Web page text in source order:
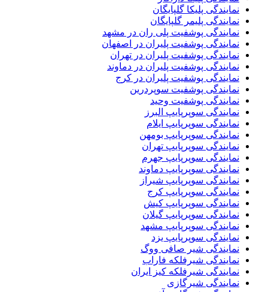
نمایندگی پلیکا گلپایگان
نمایندگی پلیمر گلپایگان
نمایندگی پوشفیت پلی ران در مشهد
نمایندگی پوشفیت پلیران در اصفهان
نمایندگی پوشفیت پلیران در تهران
نمایندگی پوشفیت پلیران در دماوند
نمایندگی پوشفیت پلیران در کرج
نمایندگی پوشفیت سوپردرین
نمایندگی پوشفیت وحید
نمایندگی سوپرپایپ البرز
نمایندگی سوپرپایپ ایلام
نمایندگی سوپرپایپ بومهن
نمایندگی سوپرپایپ تهران
نمایندگی سوپرپایپ جهرم
نمایندگی سوپرپایپ دماوند
نمایندگی سوپرپایپ شیراز
نمایندگی سوپرپایپ کرج
نمایندگی سوپرپایپ کیش
نمایندگی سوپرپایپ گیلان
نمایندگی سوپرپایپ مشهد
نمایندگی سوپرپایپ یزد
نمایندگی شیر صافی ووگ
نمایندگی شیرفلکه فاراب
نمایندگی شیرفلکه کیز ایران
نمایندگی شیرگازی